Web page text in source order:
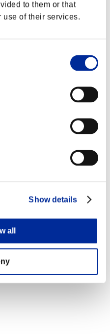
to them or that
use of their services.
Show details
all